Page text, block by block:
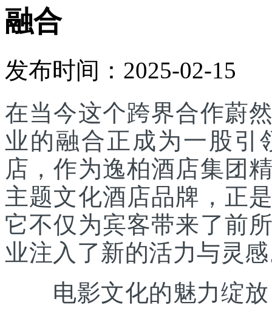
融合
发布时间：2025-02-15
在当今这个跨界合作蔚
业的融合正成为一股引
店，作为逸柏酒店集团
主题文化酒店品牌，正
它不仅为宾客带来了前
业注入了新的活力与灵
电影文化的魅力绽放